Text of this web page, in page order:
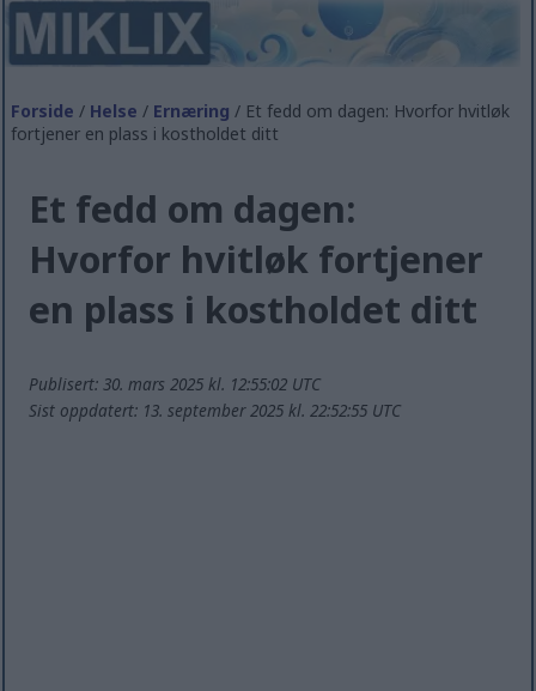
Forside / Helse / Ernæring / Et fedd om dagen: Hvorfor hvitløk
fortjener en plass i kostholdet ditt
Et fedd om dagen:
Hvorfor hvitløk fortjener
en plass i kostholdet ditt
Publisert: 30. mars 2025 kl. 12:55:02 UTC
Sist oppdatert: 13. september 2025 kl. 22:52:55 UTC